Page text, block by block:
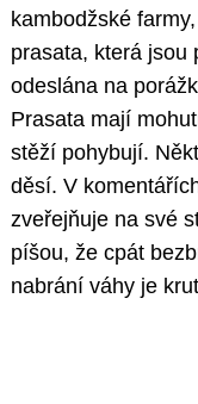
kambodžské
prasata, která jsou
odeslána na
Prasata mají
stěží pohybují.
děsí. V
zveřejňuje na své
píšou, že cpát
nabrání váhy je